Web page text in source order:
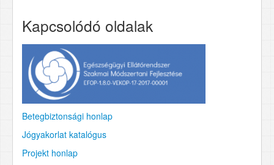
Kapcsolódó oldalak
Betegbiztonsági honlap
Jógyakorlat katalógus
Projekt honlap